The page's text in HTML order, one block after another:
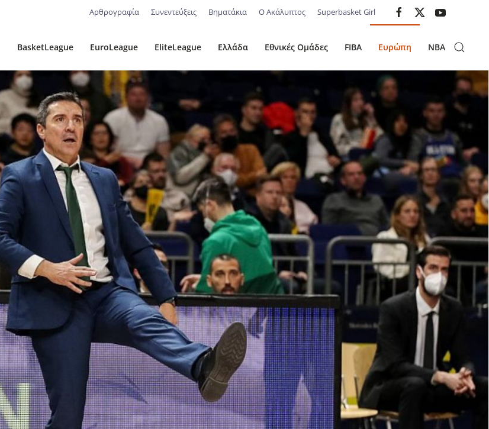
Αρθρογραφία Συνεντεύξεις Βηματάκια Ο Ακάλυπτος Superbasket Girl
BasketLeague EuroLeague EliteLeague Ελλάδα Εθνικές Ομάδες FIBA Ευρώπη NBA